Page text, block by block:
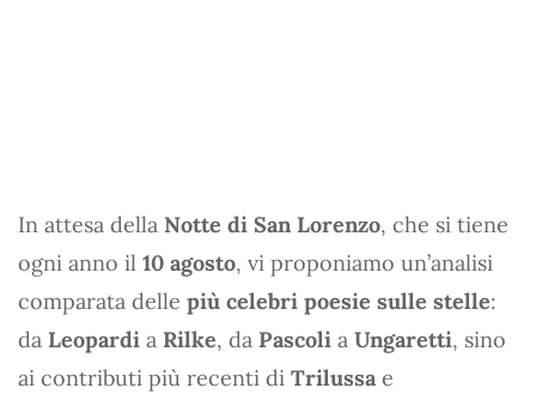
In attesa della Notte di San Lorenzo, che si tiene
ogni anno il 10 agosto, vi proponiamo un’analisi
comparata delle più celebri poesie sulle stelle:
da Leopardi a Rilke, da Pascoli a Ungaretti, sino
ai contributi più recenti di Trilussa e